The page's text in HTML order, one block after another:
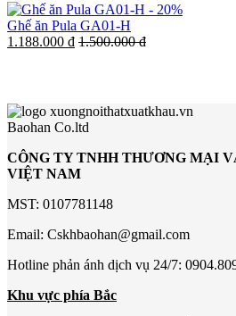
- 20%
Ghế ăn Pula GA01-H
1.188.000 đ 1.500.000 đ
Baohan Co.ltd
CÔNG TY TNHH THƯƠNG MẠI
VIỆT NAM
MST: 0107781148
Email: Cskhbaohan@gmail.com
Hotline phản ánh dịch vụ 24/7:
Khu vực phía Bắc